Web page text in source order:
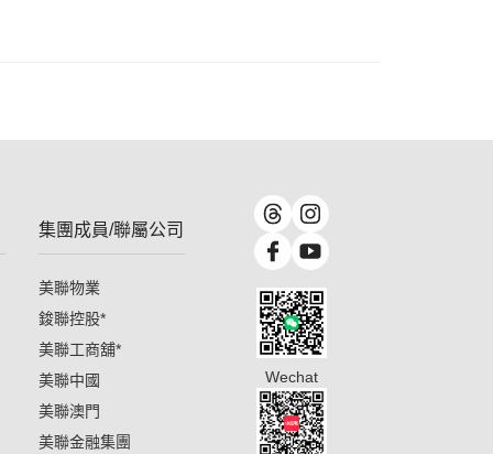
集團成員/聯屬公司
美聯物業
鋑聯控股*
美聯工商舖*
美聯中國
美聯澳門
美聯金融集團
Wechat